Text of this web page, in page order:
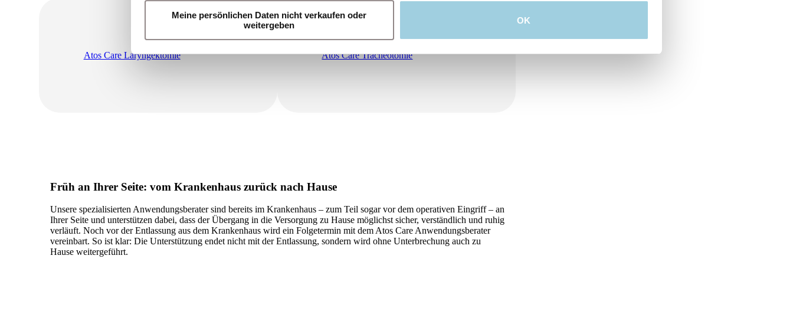
Meine persönlichen Daten nicht verkaufen oder
weitergeben
OK
Atos Care Laryngektomie Atos Care Tracheotomie
Früh an Ihrer Seite: vom Krankenhaus zurück nach Hause
Unsere spezialisierten Anwendungsberater sind bereits im Krankenhaus – zum Teil sogar vor dem operativen Eingriff – an
Ihrer Seite und unterstützen dabei, dass der Übergang in die Versorgung zu Hause möglichst sicher, verständlich und ruhig
verläuft. Noch vor der Entlassung aus dem Krankenhaus wird ein Folgetermin mit dem Atos Care Anwendungsberater
vereinbart. So ist klar: Die Unterstützung endet nicht mit der Entlassung, sondern wird ohne Unterbrechung auch zu
Hause weitergeführt.